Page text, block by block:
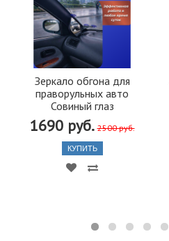
Зеркало обгона для
праворульных авто
Совиный глаз
1690 руб. 2500 руб.
КУПИТЬ